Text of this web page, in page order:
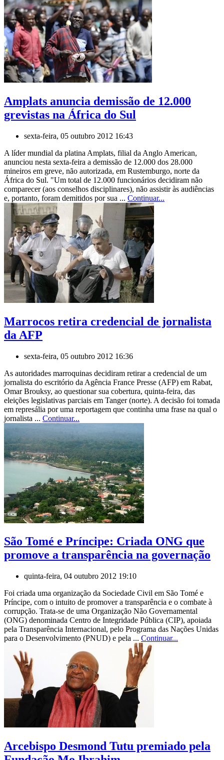
Amplats anuncia demissão de 12.000
grevistas na África do Sul
sexta-feira, 05 outubro 2012 16:43
A líder mundial da platina Amplats, filial da Anglo American,
anunciou nesta sexta-feira a demissão de 12.000 dos 28.000
mineiros em greve, não autorizada, em Rustemburgo, norte da
África do Sul. "Um total de 12.000 funcionários decidiram não
comparecer (aos conselhos disciplinares), não assistir às audiências
e, portanto, foram demitidos por sua ... Continuar...
Marrocos retira credencial de jornalista
da AFP
sexta-feira, 05 outubro 2012 16:36
As autoridades marroquinas decidiram retirar a credencial de um
jornalista do escritório da Agência France Presse (AFP) em Rabat,
Omar Brouksy, ao questionar sua cobertura, quinta-feira, das
eleições legislativas parciais em Tanger (norte). A decisão foi tomada
em represália por uma reportagem que continha uma frase na qual o
jornalista ... Continuar...
São Tomé e Príncipe: Criada ONG que
promove a transparência na governação
quinta-feira, 04 outubro 2012 19:10
Foi criada uma organização da Sociedade Civil em São Tomé e
Príncipe, com o intuito de promover a transparência e o combate à
corrupção. Trata-se de uma Organização Não Governamental
(ONG) denominada Centro de Integridade Pública (CIP), apoiada
pela Transparência Internacional, pelo Programa das Nações Unidas
para o Desenvolvimento (PNUD) e pela ... Continuar...
Arcebispo Desmond Tutu premiado pela